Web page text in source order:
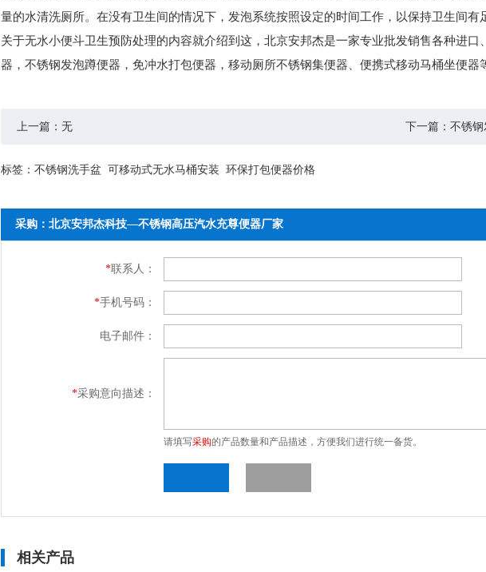
量的水清洗厕所。在没有卫生间的情况下，发泡系统按照设定的时间工作，以保持卫生间有
关于无水小便斗卫生预防处理的内容就介绍到这，北京安邦杰是一家专业批发销售各种进
器，不锈钢发泡蹲便器，免冲水打包便器，移动厕所不锈钢集便器、便携式移动马桶坐便器
上一篇：无 下一篇： 不锈
标签： 不锈钢洗手盆 可移动式无水马桶安装 环保打包便器价格
采购：北京安邦杰科技—不锈钢高压汽水充尊便器厂家
*联系人：
*手机号码：
电子邮件：
*采购意向描述：
请填写采购的产品数量和产品描述，方便我们进行统一备货。
相关产品